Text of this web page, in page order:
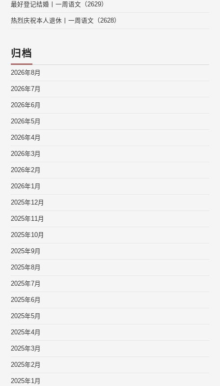
最好登记结婚丨一周语文（2629）
热烈庆祝本人退休丨一周语文（2628）
归档
2026年8月
2026年7月
2026年6月
2026年5月
2026年4月
2026年3月
2026年2月
2026年1月
2025年12月
2025年11月
2025年10月
2025年9月
2025年8月
2025年7月
2025年6月
2025年5月
2025年4月
2025年3月
2025年2月
2025年1月